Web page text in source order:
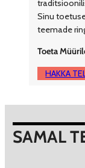
Sinu
teemade
Toeta
HAKKA
SAMAL